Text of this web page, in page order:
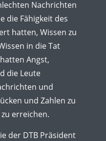
Nachrichten
die Fähigkeit des
hatten, Wissen zu
in die Tat
Angst,
die Leute
und
und Zahlen zu
erreichen.
der DTB Präsident